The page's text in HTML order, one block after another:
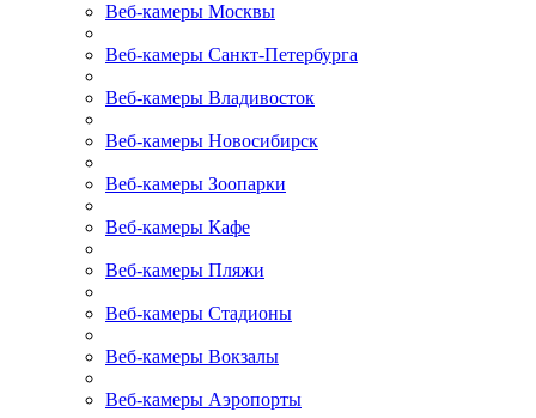
Веб-камеры Москвы
Веб-камеры Санкт-Петербурга
Веб-камеры Владивосток
Веб-камеры Новосибирск
Веб-камеры Зоопарки
Веб-камеры Кафе
Веб-камеры Пляжи
Веб-камеры Стадионы
Веб-камеры Вокзалы
Веб-камеры Аэропорты